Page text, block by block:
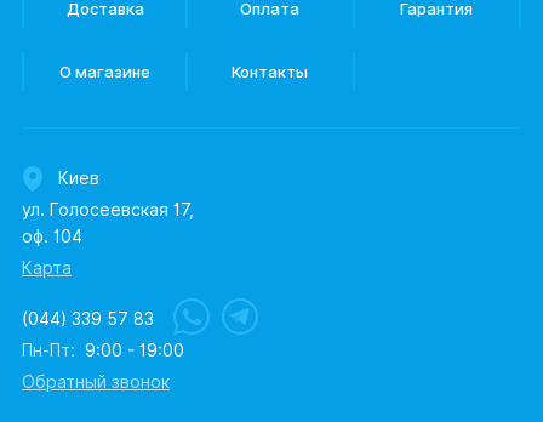
Доставка Оплата Гарантия
О магазине Контакты
Киев
ул. Голосеевская 17,
оф. 104
Карта
(044) 339 57 83
Пн-Пт: 9:00 - 19:00
Обратный звонок